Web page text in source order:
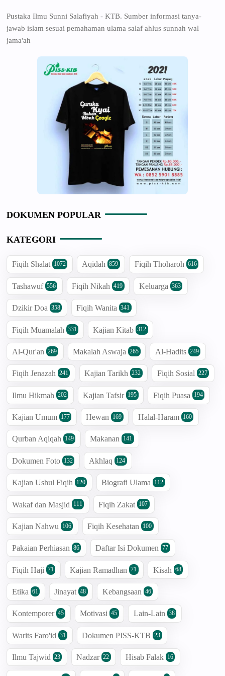
Pustaka Ilmu Sunni Salafiyah - KTB. Sumber informasi tanya-
jawab islam sesuai pemahaman ulama salaf ahlus sunnah wal
jama'ah
DOKUMEN POPULAR
KATEGORI
Fiqih Shalat 1072 Aqidah 859 Fiqih Thoharoh 616
Tashawuf 556 Fiqih Nikah 419 Keluarga 363
Dzikir Doa 358 Fiqih Wanita 341
Fiqih Muamalah 331 Kajian Kitab 312
Al-Qur'an 269 Makalah Aswaja 265 Al-Hadits 249
Fiqih Jenazah 241 Kajian Tarikh 232 Fiqih Sosial 227
Ilmu Hikmah 202 Kajian Tafsir 195 Fiqih Puasa 194
Kajian Umum 177 Hewan 169 Halal-Haram 160
Qurban Aqiqah 149 Makanan 141
Dokumen Foto 132 Akhlaq 124
Kajian Ushul Fiqih 120 Biografi Ulama 112
Wakaf dan Masjid 111 Fiqih Zakat 107
Kajian Nahwu 106 Fiqih Kesehatan 100
Pakaian Perhiasan 86 Daftar Isi Dokumen 77
Fiqih Haji 71 Kajian Ramadhan 71 Kisah 68
Etika 61 Jinayat 48 Kebangsaan 46
Kontemporer 45 Motivasi 45 Lain-Lain 38
Warits Faro'id 31 Dokumen PISS-KTB 23
Ilmu Tajwid 23 Nadzar 22 Hisab Falak 16